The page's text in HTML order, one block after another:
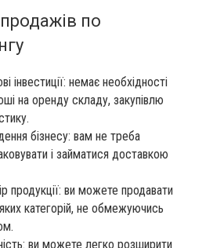
по
інвестиції: немає необхідності
на оренду складу, закупівлю
бізнесу: вам не треба
і займатися доставкою
продукції: ви можете продавати
категорій, не обмежуючись
ви можете легко розширити